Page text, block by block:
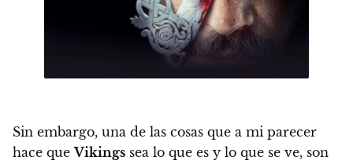
Sin embargo, una de las cosas que a mi parecer
hace queVikings sea lo que es y lo que se ve, son